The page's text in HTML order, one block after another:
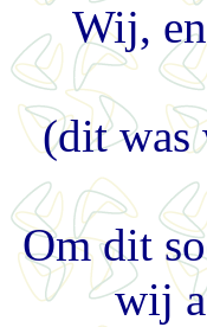
Wij,
(dit was
Om dit
wij